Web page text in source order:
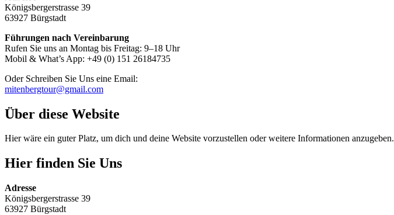
Königsbergerstrasse 39
63927 Bürgstadt
Führungen nach Vereinbarung
Rufen Sie uns an Montag bis Freitag: 9–18 Uhr
Mobil & What’s App: +49 (0) 151 26184735
Oder Schreiben Sie Uns eine Email:
mitenbergtour@gmail.com
Über diese Website
Hier wäre ein guter Platz, um dich und deine Website vorzustellen oder weitere Informationen anzugeben.
Hier finden Sie Uns
Adresse
Königsbergerstrasse 39
63927 Bürgstadt